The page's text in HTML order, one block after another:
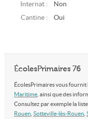
Internat :
Non
Cantine :
Oui
ÉcolesPrimaires 76
ÉcolesPrimaires vous fournit
Maritime, ainsi que des
Consultez par exemple la
Rouen Sotteville-lès-Rouen